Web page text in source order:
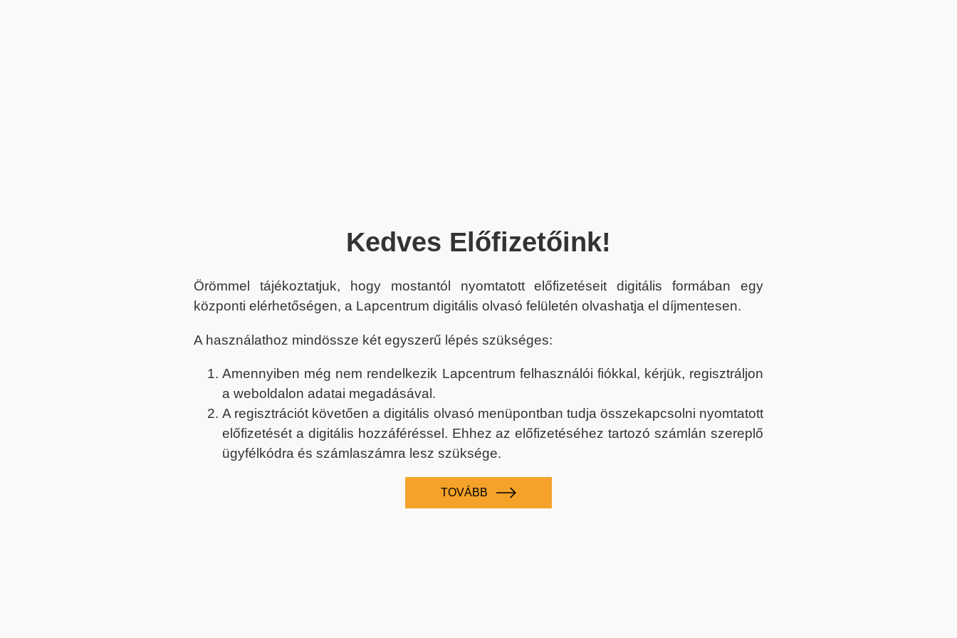
Kedves Előfizetőink!
Örömmel tájékoztatjuk, hogy mostantól nyomtatott előfizetéseit digitális formában egy
központi elérhetőségen, a Lapcentrum digitális olvasó felületén olvashatja el díjmentesen.
A használathoz mindössze két egyszerű lépés szükséges:
Amennyiben még nem rendelkezik Lapcentrum felhasználói fiókkal, kérjük, regisztráljon
a weboldalon adatai megadásával.
A regisztrációt követően a digitális olvasó menüpontban tudja összekapcsolni nyomtatott
előfizetését a digitális hozzáféréssel. Ehhez az előfizetéséhez tartozó számlán szereplő
ügyfélkódra és számlaszámra lesz szüksége.
TOVÁBB